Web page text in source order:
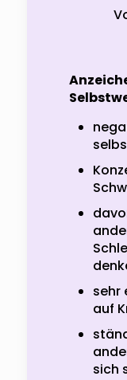
sehr
auf
sich